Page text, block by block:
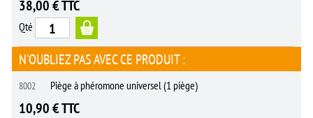
38,00 € TTC
Qté
N'OUBLIEZ PAS AVEC CE PRODUIT :
8002 Piège à phéromone universel (1 piège)
10,90 € TTC